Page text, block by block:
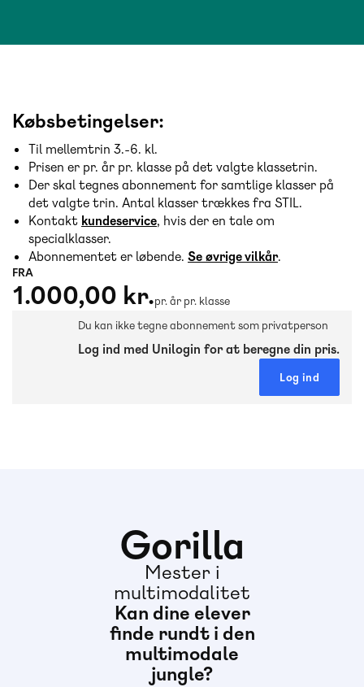
Købsbetingelser:
Til mellemtrin 3.-6. kl.
Prisen er pr. år pr. klasse på det valgte klassetrin.
Der skal tegnes abonnement for samtlige klasser på
det valgte trin. Antal klasser trækkes fra STIL.
Kontakt kundeservice, hvis der en tale om
specialklasser.
Abonnementet er løbende. Se øvrige vilkår.
FRA
1.000,00 kr.pr. år pr. klasse
Du kan ikke tegne abonnement som privatperson
Log ind med Unilogin for at beregne din pris.
Log ind
Gorilla
Mester i
multimodalitet
Kan dine elever
finde rundt i den
multimodale
jungle?